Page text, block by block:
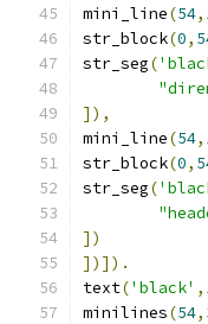
mini_line(54,
str_block(0,
str_seg(
]),
mini_line(54,
str_block(0,
str_seg(
])
])]).
text('black' ,
minilines(54,